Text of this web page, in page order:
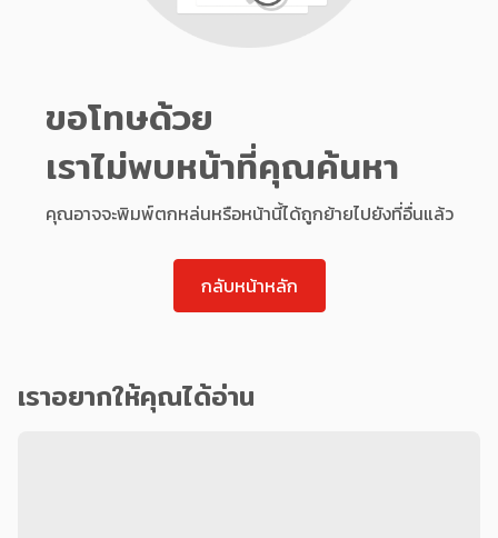
ขอโทษด้วย
เราไม่พบหน้าที่คุณค้นหา
คุณอาจจะพิมพ์ตกหล่นหรือหน้านี้ได้ถูกย้ายไปยังที่อื่นแล้ว
กลับหน้าหลัก
เราอยากให้คุณได้อ่าน